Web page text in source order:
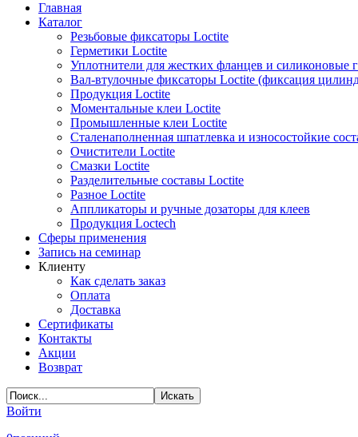
Главная
Каталог
Резьбовые фиксаторы Loctite
Герметики Loctite
Уплотнители для жестких фланцев и силиконовые
Вал-втулочные фиксаторы Loctite (фиксация
Продукция Loctite
Моментальные клеи Loctite
Промышленные клеи Loctite
Сталенаполненная шпатлевка и износостойкие
Очистители Loctite
Смазки Loctite
Разделительные составы Loctite
Разное Loctite
Аппликаторы и ручные дозаторы для клеев
Продукция Loctech
Сферы применения
Запись на семинар
Клиенту
Как сделать заказ
Оплата
Доставка
Сертификаты
Контакты
Акции
Возврат
Войти